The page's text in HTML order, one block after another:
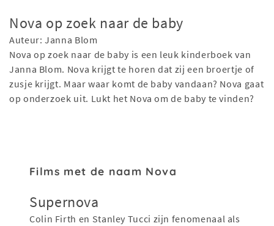
Nova op zoek naar de baby
Auteur: Janna Blom
Nova op zoek naar de baby is een leuk kinderboek van
Janna Blom. Nova krijgt te horen dat zij een broertje of
zusje krijgt. Maar waar komt de baby vandaan? Nova gaat
op onderzoek uit. Lukt het Nova om de baby te vinden?
Films met de naam Nova
Supernova
Colin Firth en Stanley Tucci zijn fenomenaal als